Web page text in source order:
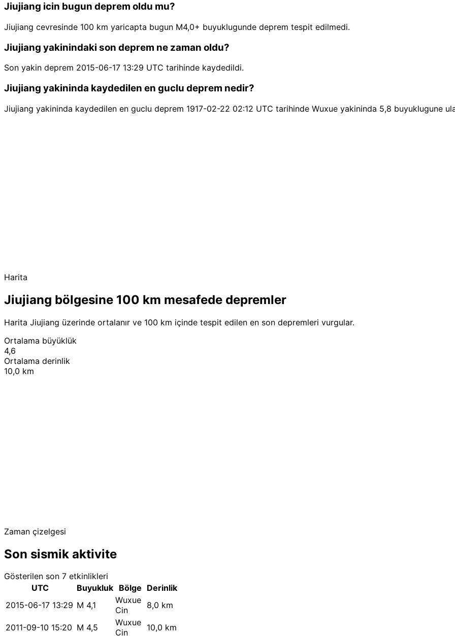
Jiujiang icin bugun deprem oldu mu?
Jiujiang cevresinde 100 km yaricapta bugun M4,0+ buyuklugunde deprem tespit edilmedi.
Jiujiang yakinindaki son deprem ne zaman oldu?
Son yakin deprem 2015-06-17 13:29 UTC tarihinde kaydedildi.
Jiujiang yakininda kaydedilen en guclu deprem nedir?
Jiujiang yakininda kaydedilen en guclu deprem 1917-02-22 02:12 UTC tarihinde Wuxue yakininda 5,8 buyuklugune
Harita
Jiujiang bölgesine 100 km mesafede depremler
Harita Jiujiang üzerinde ortalanır ve 100 km içinde tespit edilen en son depremleri vurgular.
Ortalama büyüklük
4,6
Ortalama derinlik
10,0 km
Zaman çizelgesi
Son sismik aktivite
Gösterilen son 7 etkinlikleri
UTC
Buyukluk Bölge Derinlik
2015-06-17 13:29 M 4,1
Wuxue
Cin
8,0 km
2011-09-10 15:20 M 4,5
Wuxue
Cin
10,0 km